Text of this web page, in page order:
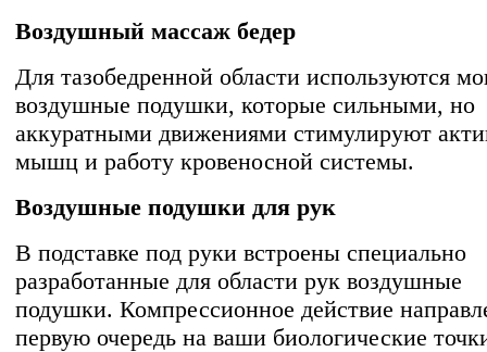
Воздушный массаж бедер
Для тазобедренной области используются
воздушные подушки, которые сильными, но
аккуратными движениями стимулируют
мышц и работу кровеносной системы.
Воздушные подушки для рук
В подставке под руки встроены специально
разработанные для области рук воздушные
подушки. Компрессионное действие
первую очередь на ваши биологические